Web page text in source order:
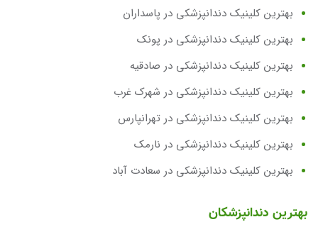
بهترین کلینیک دندانپزشکی در پاسداران
بهترین کلینیک دندانپزشکی در پونک
بهترین کلینیک دندانپزشکی در صادقیه
بهترین کلینیک دندانپزشکی در شهرک غرب
بهترین کلینیک دندانپزشکی در تهرانپارس
بهترین کلینیک دندانپزشکی در نارمک
بهترین کلینیک دندانپزشکی در سعادت آباد
بهترین دندانپزشکان